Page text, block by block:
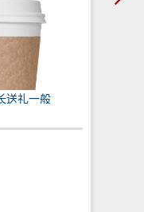
送礼一般